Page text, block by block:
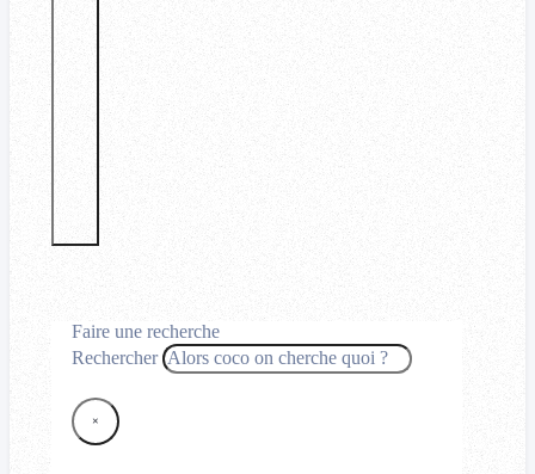
Faire une recherche
Rechercher
×